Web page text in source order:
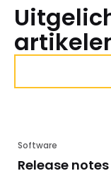
Software
Release notes